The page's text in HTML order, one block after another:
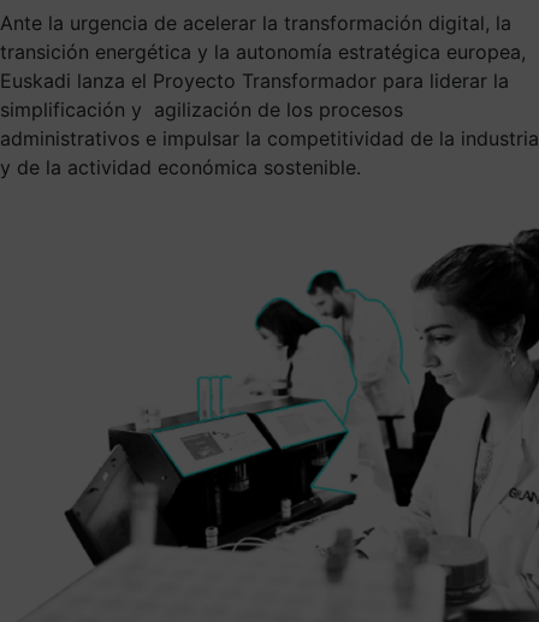
Ante la urgencia de acelerar la transformación digital, la
transición energética y la autonomía estratégica europea,
Euskadi lanza el Proyecto Transformador para liderar la
simplificación y agilización de los procesos
administrativos e impulsar la competitividad de la industria
y de la actividad económica sostenible.